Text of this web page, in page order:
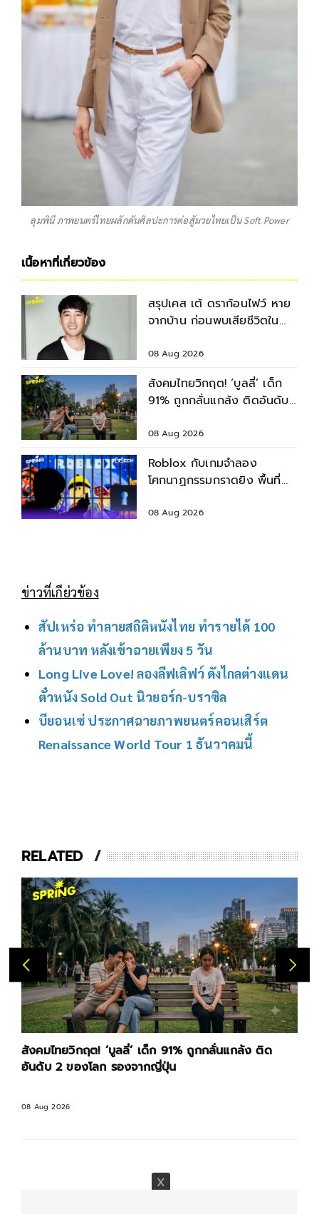
ลุมพินี ภาพยนตร์ไทยผลักดันศิลปะการต่อสู้มวยไทยเป็น Soft Power
เนื้อหาที่เกี่ยวข้อง
สรุปเคส เต้ ดราก้อนไฟว์ หาย
จากบ้าน ก่อนพบเสียชีวิตใน
08 Aug 2026
สังคมไทยวิกฤต! ‘บูลลี่’ เด็ก
91% ถูกกลั่นแกล้ง ติดอันดับ
08 Aug 2026
Roblox กับเกมจำลอง
โศกนาฏกรรมกราดยิง พื้นที่
08 Aug 2026
ข่าวที่เกีย่วข้อง
สัปเหร่อ ทำลายสถิติหนังไทย ทำรายได้ 100
ล้านบาท หลังเข้าฉายเพียง 5 วัน
Long Live Love! ลองลีฟเลิฟว์ ดังไกลต่างแดน
ตั๋วหนัง Sold Out นิวยอร์ก-บราซิล
บียอนเซ่ ประกาศฉายภาพยนตร์คอนเสิร์ต
Renaissance World Tour 1 ธันวาคมนี้
RELATED
สังคมไทยวิกฤต! ‘บูลลี่’ เด็ก 91% ถูกกลั่นแกล้ง ติด
อันดับ 2 ของโลก รองจากญี่ปุ่น
08 Aug 2026